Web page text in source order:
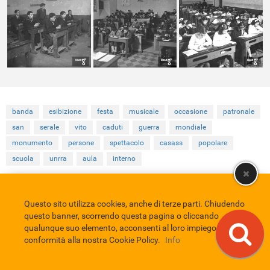
banda esibizione festa musicale occasione
patronale
san
serale vito caduti guerra
mondiale
monumento
persone spettacolo casass
popolare
scuola
unrra aula interno
Comune di Eboli Servizio Bibliotecario Nazionale
Privacy policy
Credits
EBAD
Eboli Archivio Digitale
Questo sito utilizza cookies, anche di terze parti. Chiudendo
questo banner, scorrendo questa pagina o cliccando
qualunque suo elemento, acconsenti al loro impiego in
conformità alla nostra Cookie Policy.
Info